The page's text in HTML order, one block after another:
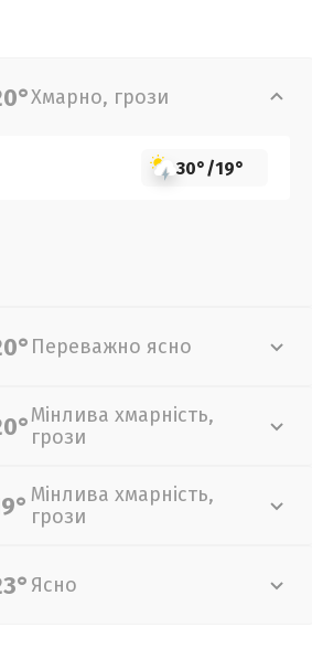
Хмарно, грози
30°/19°
Переважно ясно
Мінлива хмарність,
грози
Мінлива хмарність,
грози
Ясно